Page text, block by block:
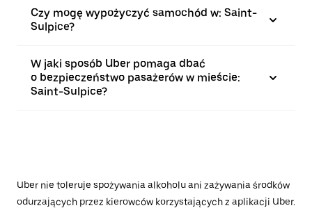
Czy mogę wypożyczyć samochód w: Saint-
Sulpice?
W jaki sposób Uber pomaga dbać
o bezpieczeństwo pasażerów w mieście:
Saint-Sulpice?
Uber nie toleruje spożywania alkoholu ani zażywania środków
odurzających przez kierowców korzystających z aplikacji Uber.